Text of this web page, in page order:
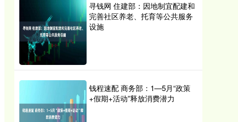
寻钱网 住建部：因地制宜配建和
完善社区养老、托育等公共服务
设施
钱程速配 商务部：1—5月“政策
+假期+活动”释放消费潜力